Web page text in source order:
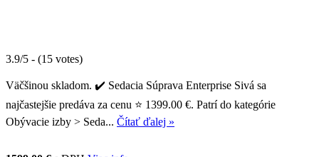
3.9/5 - (15 votes)
Väčšinou skladom. ✔️ Sedacia Súprava Enterprise Sivá sa
najčastejšie predáva za cenu ⭐ 1399.00 €. Patrí do kategórie
Obývacie izby > Seda... Čítať ďalej »